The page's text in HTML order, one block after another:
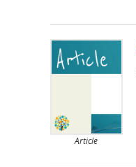
Article